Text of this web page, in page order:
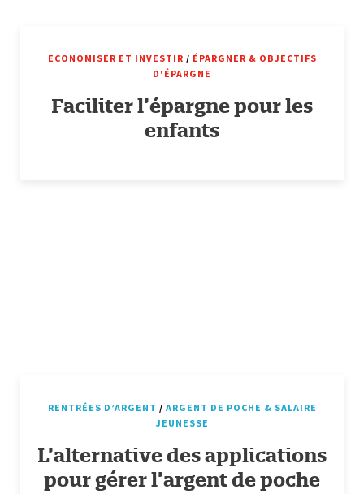
ECONOMISER ET INVESTIR / ÉPARGNER & OBJECTIFS
D'ÉPARGNE
Faciliter l’épargne pour les
enfants
RENTRÉES D’ARGENT / ARGENT DE POCHE & SALAIRE
JEUNESSE
L’alternative des applications
pour gérer l’argent de poche